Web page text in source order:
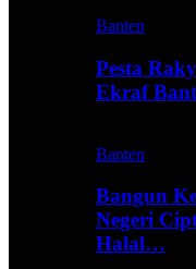
Banten
Pesta
Ekraf
Banten
Bangun
Negeri
Halal…